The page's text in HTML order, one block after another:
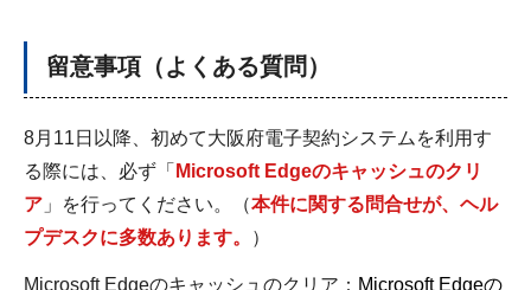
留意事項（よくある質問）
8月11日以降、初めて大阪府電子契約システムを利用す
る際には、必ず「 Microsoft Edgeのキャッシュのクリ
ア 」を行ってください。（本件に関する問合せが、ヘル
プデスクに多数あります。
）
Microsoft Edgeのキャッシュのクリア： Microsoft Edgeの